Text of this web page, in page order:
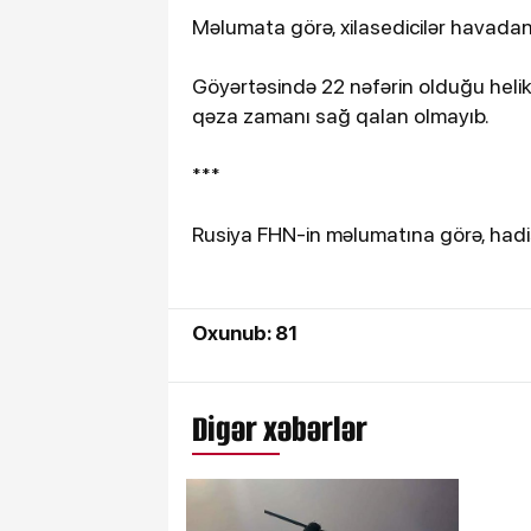
Məlumata görə, xilasedicilər
Göyərtəsində 22 nəfərin olduğu
qəza zamanı sağ qalan olmayıb.
***
Rusiya FHN-in məlumatına görə,
Oxunub: 81
Digər xəbərlər